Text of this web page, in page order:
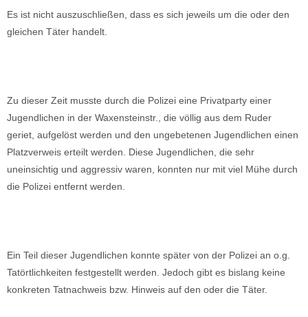
Es ist nicht auszuschließen, dass es sich jeweils um die oder den
gleichen Täter handelt.
Zu dieser Zeit musste durch die Polizei eine Privatparty einer
Jugendlichen in der Waxensteinstr., die völlig aus dem Ruder
geriet, aufgelöst werden und den ungebetenen Jugendlichen einen
Platzverweis erteilt werden. Diese Jugendlichen, die sehr
uneinsichtig und aggressiv waren, konnten nur mit viel Mühe durch
die Polizei entfernt werden.
Ein Teil dieser Jugendlichen konnte später von der Polizei an o.g.
Tatörtlichkeiten festgestellt werden. Jedoch gibt es bislang keine
konkreten Tatnachweis bzw. Hinweis auf den oder die Täter.